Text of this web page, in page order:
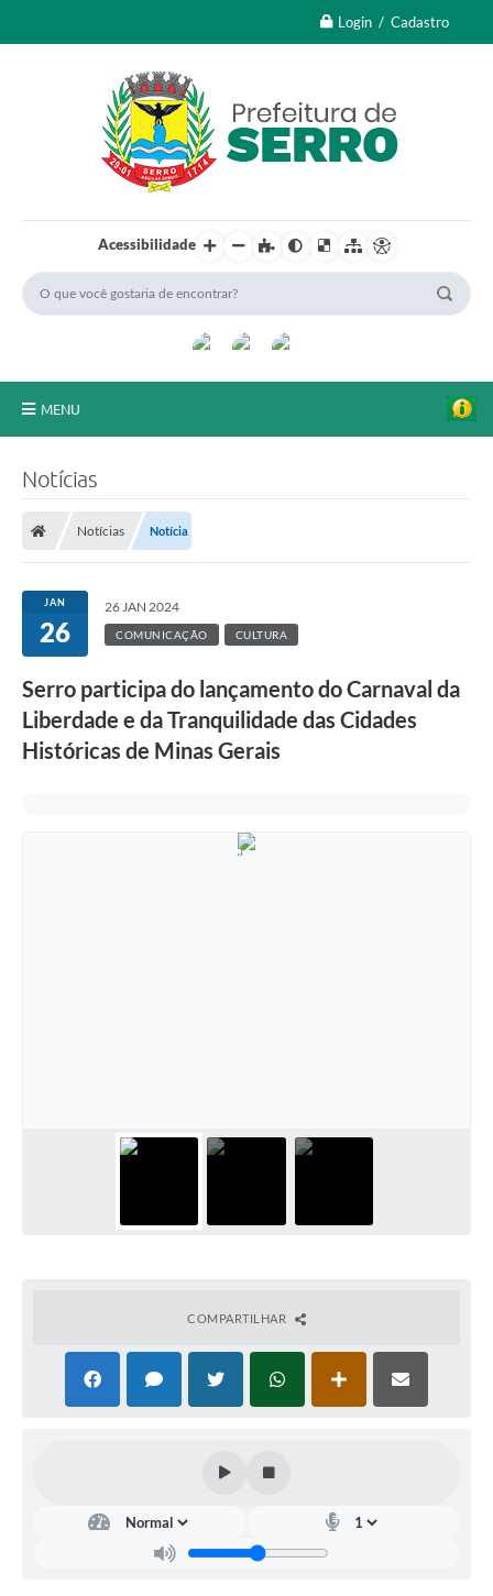
Login / Cadastro
Acessibilidade
MENU
Transparência Pública
Processo Seletivo/Concurso Público
Taxas de Inscrição/Guia de Arrecadação / Tributos
Online
Plano Diretor Participativo de Serro/MG
Planejamento e Orçamento Público: PPA - LOA -
LDO
Sala Mineira do Empreendedor de Serro/MG
Emissão de Contracheque
Audiências Públicas
Notícias
Notícias Notícia
JAN
26
26 JAN 2024
COMUNICAÇÃO CULTURA
Serro participa do lançamento do Carnaval da
Liberdade e da Tranquilidade das Cidades
Históricas de Minas Gerais
COMPARTILHAR